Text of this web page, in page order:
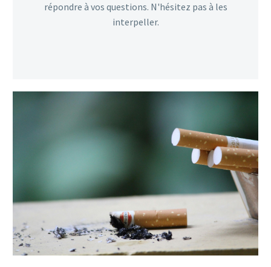
répondre à vos questions. N'hésitez pas à les
interpeller.